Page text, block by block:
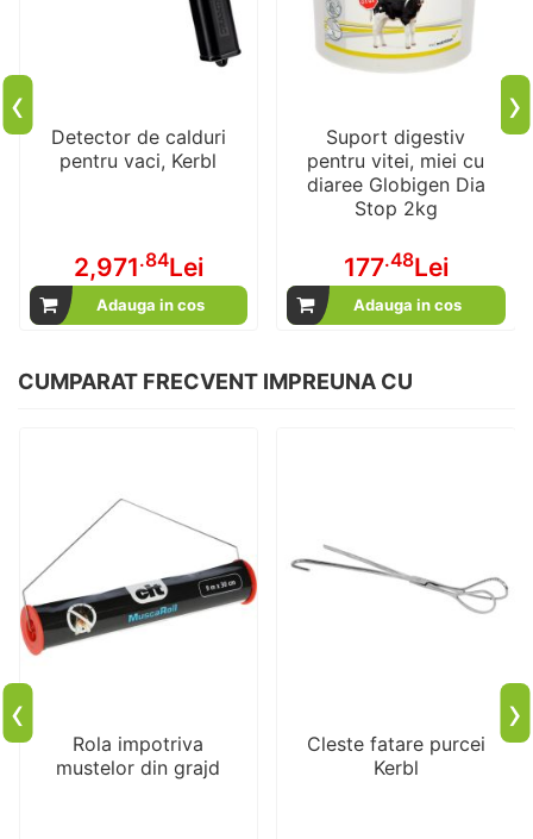
Detector de calduri
pentru vaci, Kerbl
2,971.84Lei
Adauga in cos
Suport digestiv
pentru vitei, miei cu
diaree Globigen Dia
Stop 2kg
177.48Lei
Adauga in cos
‹ ›
CUMPARAT FRECVENT IMPREUNA CU
Rola impotriva
mustelor din grajd
Cleste fatare purcei
Kerbl
‹ ›